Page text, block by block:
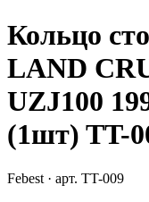
Кольцо
LAND
UZJ100
(1шт) TT-
Febest · арт. TT-009